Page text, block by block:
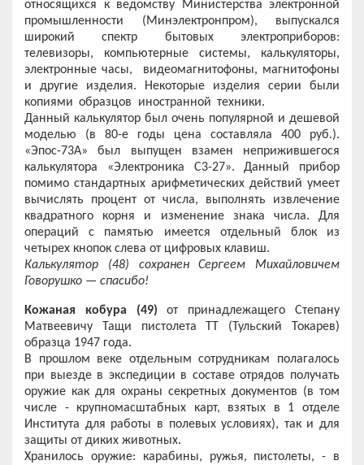
относящихся к ведомству Министерства электронной
промышленности (Минэлектронпром), выпускался
широкий спектр бытовых электроприборов:
телевизоры, компьютерные системы, калькуляторы,
электронные часы, видеомагнитофоны, магнитофоны
и другие изделия. Некоторые изделия серии были
копиями образцов иностранной техники.
Данный калькулятор был очень популярной и дешевой
моделью (в 80-е годы цена составляла 400 руб.).
«Эпос-73А» был выпущен взамен неприжившегося
калькулятора «Электроника С3-27». Данный прибор
помимо стандартных арифметических действий умеет
вычислять процент от числа, выполнять извлечение
квадратного корня и изменение знака числа. Для
операций с памятью имеется отдельный блок из
четырех кнопок слева от цифровых клавиш.
Калькулятор (48) сохранен Сергеем Михайловичем
Говорушко — спасибо!
Кожаная кобура (49) от принадлежащего Степану
Матвеевичу Тащи пистолета ТТ (Тульский Токарев)
образца 1947 года.
В прошлом веке отдельным сотрудникам полагалось
при выезде в экспедиции в составе отрядов получать
оружие как для охраны секретных документов (в том
числе - крупномасштабных карт, взятых в 1 отделе
Института для работы в полевых условиях), так и для
защиты от диких животных.
Хранилось оружие: карабины, ружья, пистолеты, - в